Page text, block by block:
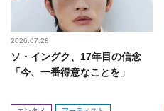
2026.07.28
ソ・イングク、17年目の信念
「今、一番得意なことを」